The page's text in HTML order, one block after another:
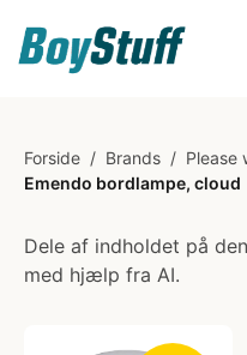
Forside / Brands / Please
Emendo bordlampe, cloud
Dele af indholdet på
med hjælp fra AI.